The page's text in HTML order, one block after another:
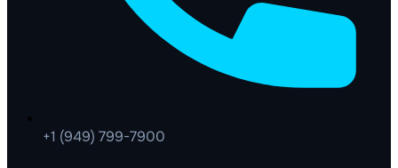
+1 (949) 799-7900